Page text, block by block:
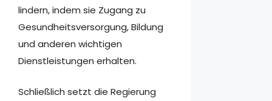
lindern, indem sie Zugang zu
Gesundheitsversorgung, Bildung
und anderen wichtigen
Dienstleistungen erhalten.
Schließlich setzt die Regierung